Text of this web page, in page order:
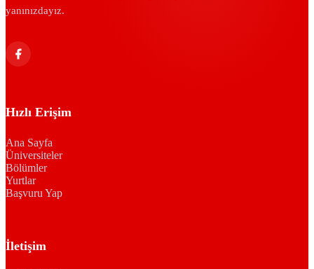
yanınızdayız.
Hızlı Erişim
Ana Sayfa
Üniversiteler
Bölümler
Yurtlar
Başvuru Yap
İletişim